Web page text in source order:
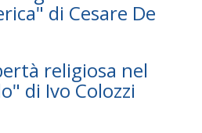
di Cesare De
religiosa nel
di Ivo Colozzi